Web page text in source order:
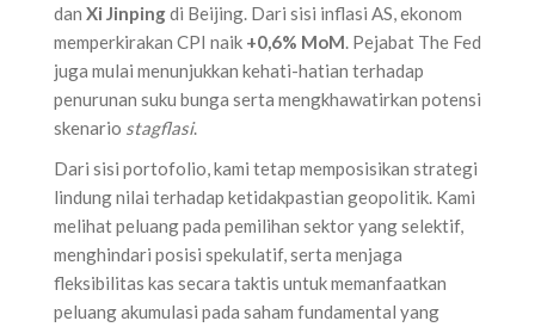
dan Xi Jinpingdi Beijing. Dari sisi inflasi AS, ekonom
memperkirakan CPI naik +0,6% MoM . Pejabat The Fed
juga mulai menunjukkan kehati-hatian terhadap
penurunan suku bunga serta mengkhawatirkan potensi
skenario stagflasi.
Dari sisi portofolio, kami tetap memposisikan strategi
lindung nilai terhadap ketidakpastian geopolitik. Kami
melihat peluang pada pemilihan sektor yang selektif,
menghindari posisi spekulatif, serta menjaga
fleksibilitas kas secara taktis untuk memanfaatkan
peluang akumulasi pada saham fundamental yang